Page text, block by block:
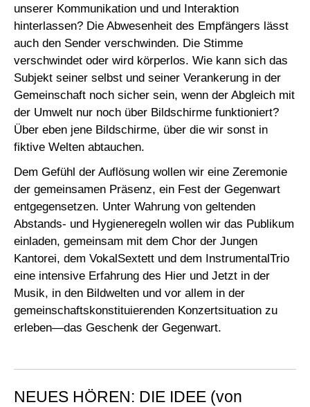
unserer Kommunikation und und Interaktion
hinterlassen? Die Abwesenheit des Empfängers lässt
auch den Sender verschwinden. Die Stimme
verschwindet oder wird körperlos. Wie kann sich das
Subjekt seiner selbst und seiner Verankerung in der
Gemeinschaft noch sicher sein, wenn der Abgleich mit
der Umwelt nur noch über Bildschirme funktioniert?
Über eben jene Bildschirme, über die wir sonst in
fiktive Welten abtauchen.
Dem Gefühl der Auflösung wollen wir eine Zeremonie
der gemeinsamen Präsenz, ein Fest der Gegenwart
entgegensetzen. Unter Wahrung von geltenden
Abstands- und Hygieneregeln wollen wir das Publikum
einladen, gemeinsam mit dem Chor der Jungen
Kantorei, dem VokalSextett und dem InstrumentalTrio
eine intensive Erfahrung des Hier und Jetzt in der
Musik, in den Bildwelten und vor allem in der
gemeinschaftskonstituierenden Konzertsituation zu
erleben—das Geschenk der Gegenwart.
NEUES HÖREN: DIE IDEE (von